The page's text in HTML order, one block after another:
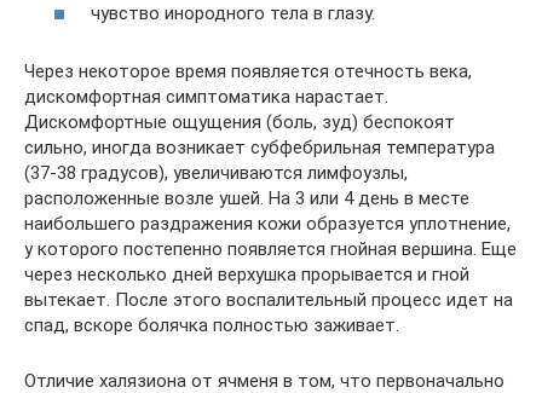
чувство инородного тела в глазу.
Через некоторое время появляется отечность века,
дискомфортная симптоматика нарастает.
Дискомфортные ощущения (боль, зуд) беспокоят
сильно, иногда возникает субфебрильная температура
(37-38 градусов), увеличиваются лимфоузлы,
расположенные возле ушей. На 3 или 4 день в месте
наибольшего раздражения кожи образуется уплотнение,
у которого постепенно появляется гнойная вершина. Еще
через несколько дней верхушка прорывается и гной
вытекает. После этого воспалительный процесс идет на
спад, вскоре болячка полностью заживает.
Отличие халязиона от ячменя в том, что первоначально